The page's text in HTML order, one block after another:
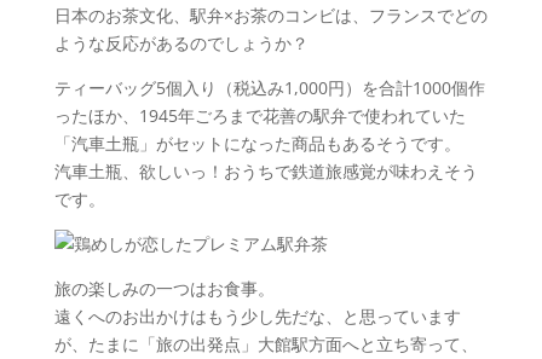
日本のお茶文化、駅弁×お茶のコンビは、フランスでどの
ような反応があるのでしょうか？
ティーバッグ5個入り（税込み1,000円）を合計1000個作
ったほか、1945年ごろまで花善の駅弁で使われていた
「汽車土瓶」がセットになった商品もあるそうです。
汽車土瓶、欲しいっ！おうちで鉄道旅感覚が味わえそう
です。
旅の楽しみの一つはお食事。
遠くへのお出かけはもう少し先だな、と思っています
が、たまに「旅の出発点」大館駅方面へと立ち寄って、